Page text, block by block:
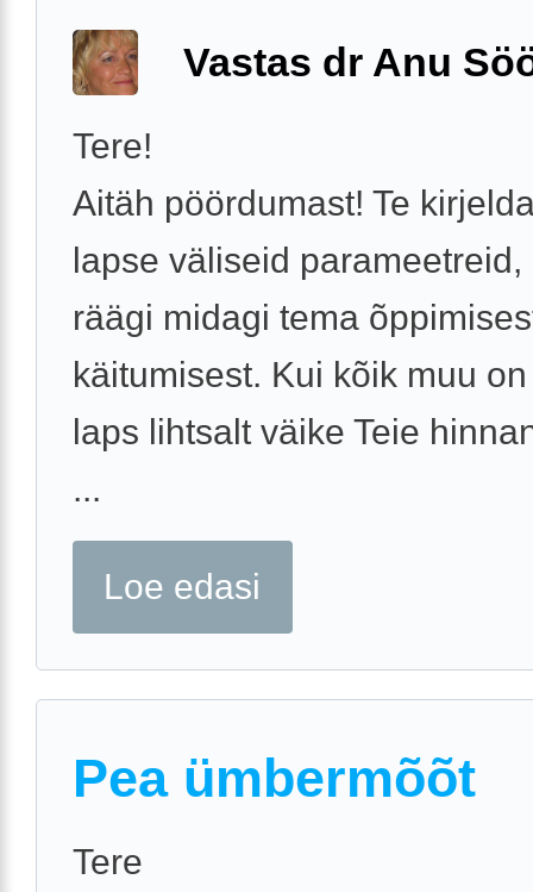
Vastas dr Anu
Tere!
Aitäh pöördumast! Te
lapse väliseid
räägi midagi tema
käitumisest. Kui kõik muu
laps lihtsalt väike Teie
...
Loe edasi
Pea ümbermõõt
Tere